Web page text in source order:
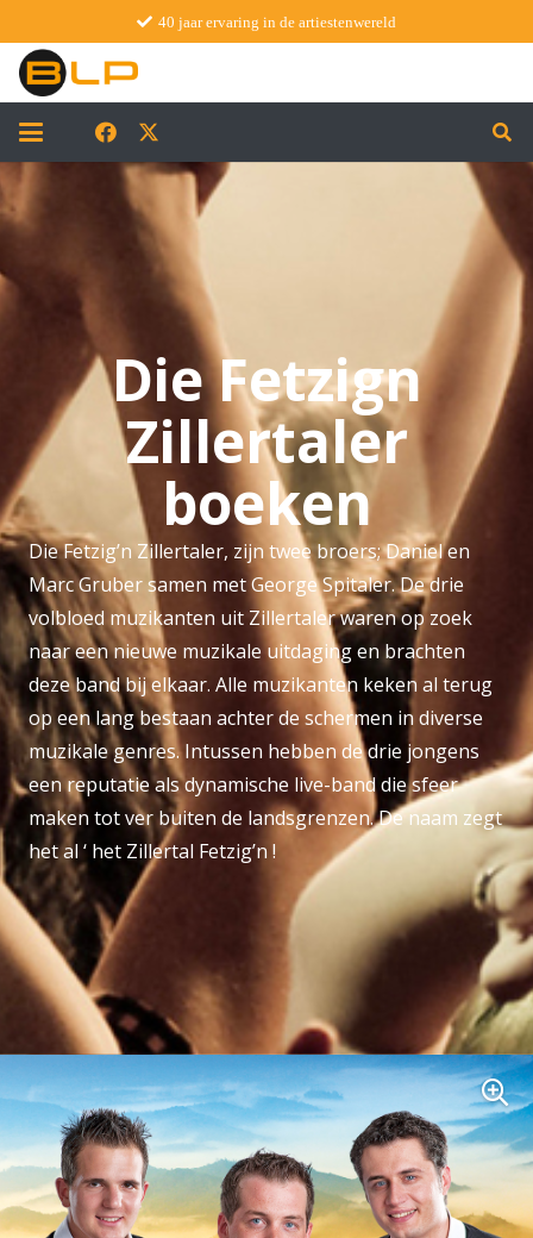
40 jaar ervaring in de artiestenwereld
Die Fetzign
Zillertaler
boeken
Die Fetzig’n Zillertaler, zijn twee broers; Daniel en
Marc Gruber samen met George Spitaler. De drie
volbloed muzikanten uit Zillertaler waren op zoek
naar een nieuwe muzikale uitdaging en brachten
deze band bij elkaar. Alle muzikanten keken al terug
op een lang bestaan achter de schermen in diverse
muzikale genres. Intussen hebben de drie jongens
een reputatie als dynamische live-band die sfeer
maken tot ver buiten de landsgrenzen. De naam zegt
het al ‘ het Zillertal Fetzig’n !